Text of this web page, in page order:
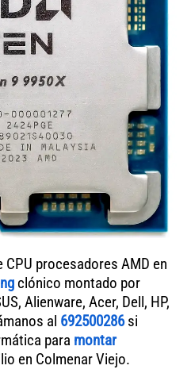
procesadores AMD en
clónico montado por
Alienware, Acer, Dell, HP,
al 692500286si
para montar
en Colmenar Viejo.